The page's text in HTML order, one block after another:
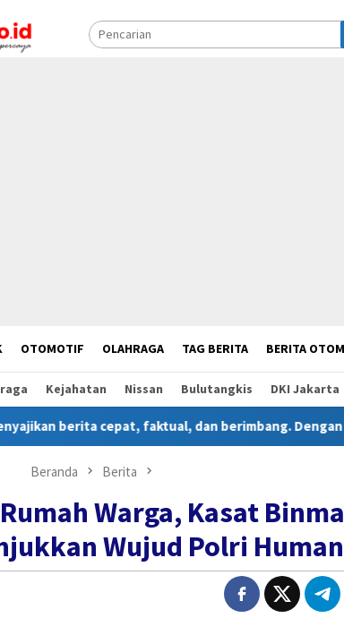
OTOMOTIF OLAHRAGA TAG BERITA BERITA
Kejahatan Nissan Bulutangkis DKI Jakarta
cepat, faktual, dan berimbang. Dengan
Beranda Berita
Warga, Kasat
Wujud Polri